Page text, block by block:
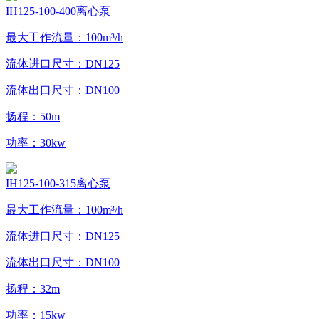
IH125-100-400离心泵
最大工作流量：100m³/h
流体进口尺寸：DN125
流体出口尺寸：DN100
扬程：50m
功率：30kw
IH125-100-315离心泵
最大工作流量：100m³/h
流体进口尺寸：DN125
流体出口尺寸：DN100
扬程：32m
功率：15kw